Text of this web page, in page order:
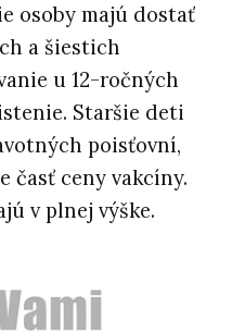
osoby majú dostať
a šiestich
u 12-ročných
Staršie deti
poisťovní,
časť ceny vakcíny.
v plnej výške.